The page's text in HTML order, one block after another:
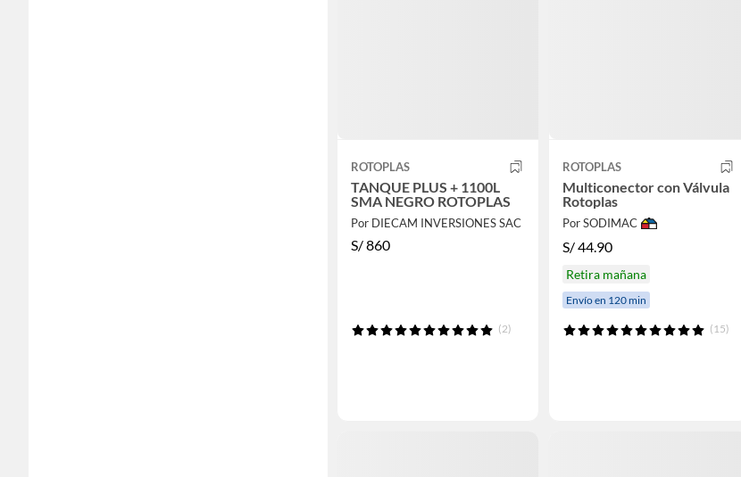
ROTOPLAS
TANQUE PLUS + 1100L
SMA NEGRO ROTOPLAS
Por DIECAM INVERSIONES SAC
S/860
(2)
ROTOPLAS
Multiconector con Válvula
Rotoplas
Por SODIMAC
S/44.90
Retira mañana
Envío en 120 min
(15)